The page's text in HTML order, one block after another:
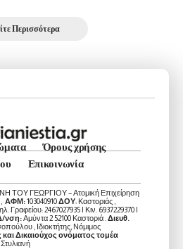
Περισσότερα
Όρους χρήσης
Επικοινωνία
ΤΟΥ ΓΕΩΡΓΙΟΥ – Ατομική Επιχείρηση
ΑΦΜ:103040910ΔΟΥ: Καστοριάς ,
Γραφείου: 2467027935 | Κιν. 6937229370 |
νση:Αμύντα 2 52100 Καστοριά . Διευθ.
, Ιδιοκτήτης, Νόμιμος
και Δικαιούχος ονόματος τομέα